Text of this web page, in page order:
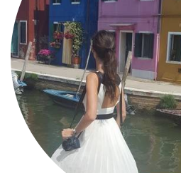
DIVERSES BOX
LIFESTYLE
ME CONTACTER
A PROPOS
PARUTIONS ET PARTENARIATS